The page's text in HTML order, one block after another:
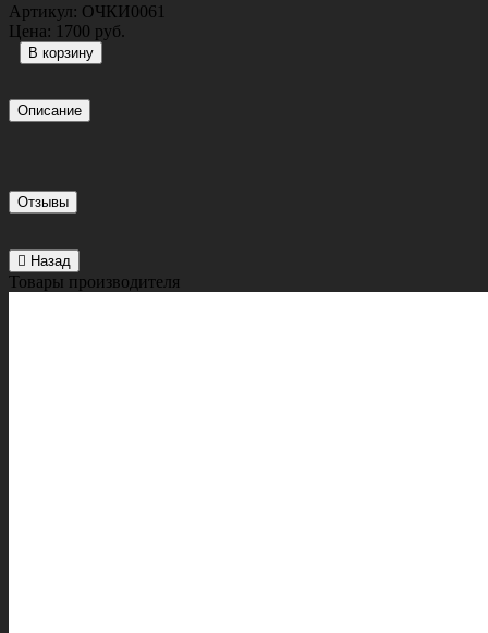
Артикул: ОЧКИ0061
Цена: 1700 руб.
Описание
Отзывы
Назад
Товары производителя